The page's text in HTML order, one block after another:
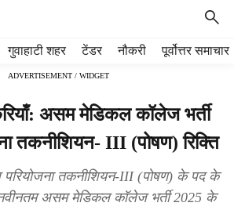
गुवाहाटी शहर टेंडर नौकरी पूर्वोत्तर समाचार
ADVERTISEMENT / WIDGET
असम मेडिकल कॉलेज भर्ती
तकनीशियन- III (पोषण) रिक्ति
तकनीशियन-III (पोषण) के पद के
नवीनतम असम मेडिकल कॉलेज भर्ती 2025 के